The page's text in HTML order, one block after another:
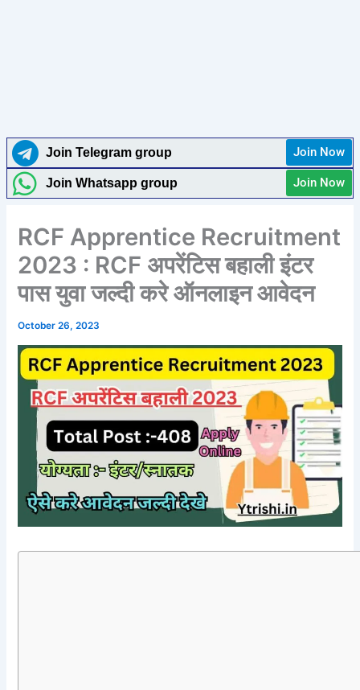
Join Telegram group Join Now
Join Whatsapp group Join Now
RCF Apprentice Recruitment
2023 : RCF अपरेंटिस बहाली इंटर
पास युवा जल्दी करे ऑनलाइन आवेदन
October 26, 2023